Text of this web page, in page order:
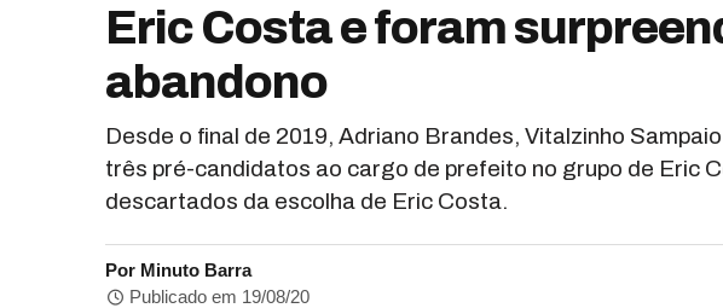
Eric Costa e foram
abandono
Desde o final de 2019, Adriano Brandes, Vitalzinho
três pré-candidatos ao cargo de prefeito no grupo de Eric
descartados da escolha de Eric Costa.
Por Minuto Barra
Publicado em 19/08/20